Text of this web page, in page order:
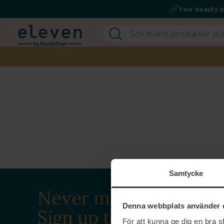
Samtycke
Denna webbplats använder
För att kunna ge dig en bra
Your beauty
Never miss a beat.
Sign up to our